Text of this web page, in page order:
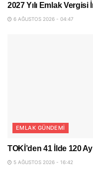
2027 Yılı Emlak
6 AĞUSTOS 2026 - 04:47
EMLAK GÜNDEMI
TOKİ’den 41 İlde 120
5 AĞUSTOS 2026 - 16:42